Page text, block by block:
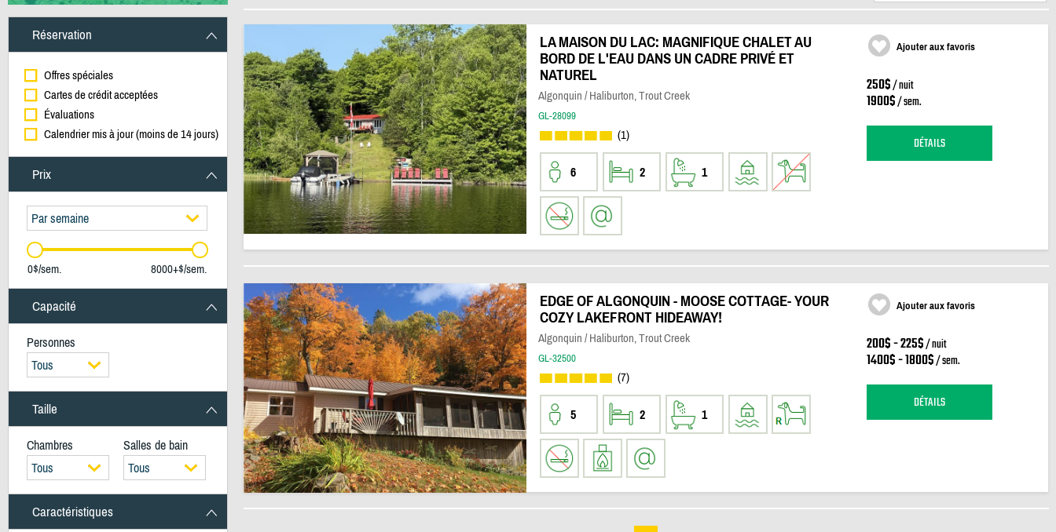
Réservation
Offres spéciales
Cartes de crédit acceptées
Évaluations
Calendrier mis à jour (moins de 14 jours)
Prix
Par semaine
0$/sem. 8000+$/sem.
Capacité
Personnes
Tous
Taille
Chambres
Salles de bain
Tous
Tous
Caractéristiques
LA MAISON DU LAC: MAGNIFIQUE CHALET AU
BORD DE L'EAU DANS UN CADRE PRIVÉ ET
NATUREL
Algonquin / Haliburton, Trout Creek
GL-28099
(1)
6 2 1
Ajouter aux favoris
250$/ nuit
1900$/ sem.
DÉTAILS
EDGE OF ALGONQUIN - MOOSE COTTAGE- YOUR
COZY LAKEFRONT HIDEAWAY!
Algonquin / Haliburton, Trout Creek
GL-32500
(7)
5 2 1
Ajouter aux favoris
200$ - 225$/ nuit
1400$ - 1800$/ sem.
DÉTAILS